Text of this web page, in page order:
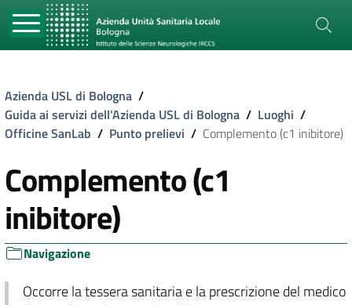
Azienda USL di Bologna /
Guida ai servizi dell'Azienda USL di Bologna / Luoghi /
Officine SanLab / Punto prelievi / Complemento (c1 inibitore)
Complemento (c1
inibitore)
Navigazione
Occorre la tessera sanitaria e la prescrizione del medico